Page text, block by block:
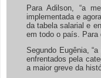
Para Adilson, “a
implementada e
da tabela salarial e
em todo o país. Para
Segundo Eugênia,
enfrentados pela
a maior greve da